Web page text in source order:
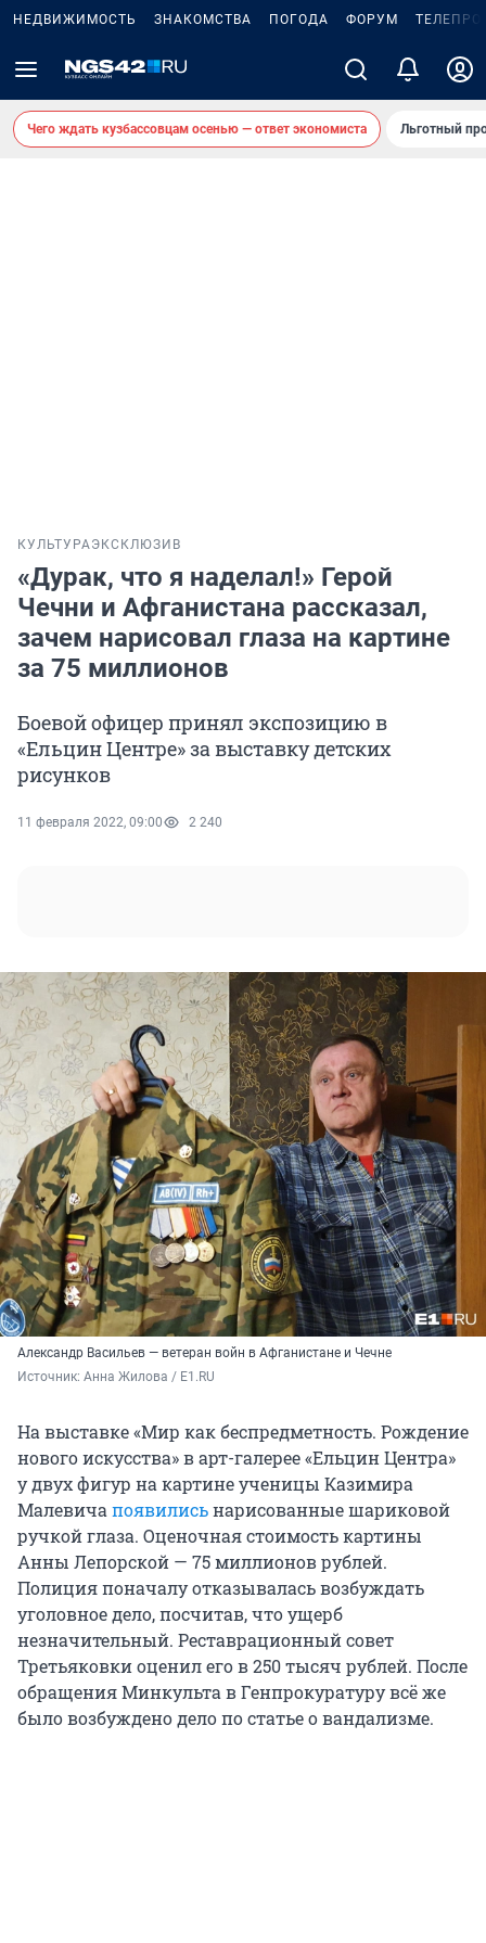
НЕДВИЖИМОСТЬ ЗНАКОМСТВА ПОГОДА ФОРУМ
Чего ждать кузбассовцам осенью — ответ экономиста Льготный
КУЛЬТУРАЭКСКЛЮЗИВ
«Дурак, что я наделал!» Герой
Чечни и Афганистана рассказал,
зачем нарисовал глаза на картине
за 75 миллионов
Боевой офицер принял экспозицию в
«Ельцин Центре» за выставку детских
рисунков
11 февраля 2022, 09:00 2 240
Александр Васильев — ветеран войн в Афганистане и Чечне
Источник: Анна Жилова / E1.RU
На выставке «Мир как беспредметность. Рождение
нового искусства» в арт-галерее «Ельцин Центра»
у двух фигур на картине ученицы Казимира
Малевича появилисьнарисованные шариковой
ручкой глаза. Оценочная стоимость картины
Анны Лепорской — 75 миллионов рублей.
Полиция поначалу отказывалась возбуждать
уголовное дело, посчитав, что ущерб
незначительный. Реставрационный совет
Третьяковки оценил его в 250 тысяч рублей. После
обращения Минкульта в Генпрокуратуру всё же
было возбуждено дело по статье о вандализме.